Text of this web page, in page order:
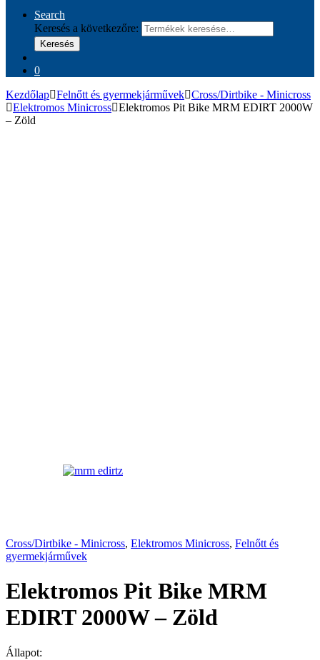
Search
Keresés a következőre:
Keresés
0
Kezdőlap Felnőtt és gyermekjárművek Cross/Dirtbike - Minicross
Elektromos Minicross Elektromos Pit Bike MRM EDIRT 2000W
– Zöld
Cross/Dirtbike - Minicross, Elektromos Minicross, Felnőtt és
gyermekjárművek
Elektromos Pit Bike MRM
EDIRT 2000W – Zöld
Állapot: